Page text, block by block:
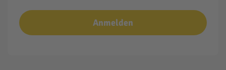
Anmelden